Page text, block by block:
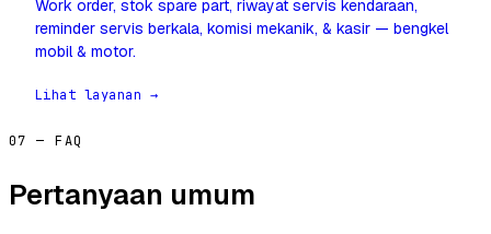
Work order, stok spare part, riwayat servis kendaraan,
reminder servis berkala, komisi mekanik, & kasir — bengkel
mobil & motor.
Lihat layanan →
07 — FAQ
Pertanyaan umum